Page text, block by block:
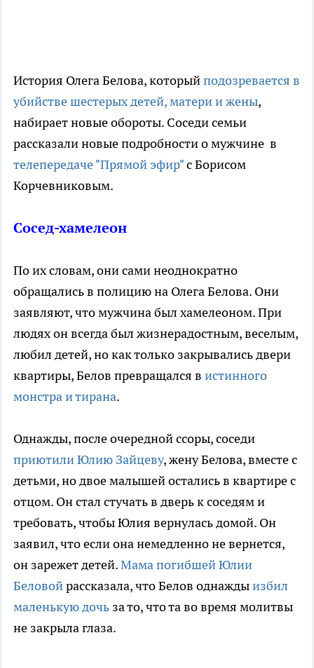
История Олега Белова, которыйподозревается в
убийстве шестерых детей, матери и жены,
набирает новые обороты. Соседи семьи
рассказали новые подробности о мужчине в
телепередаче "Прямой эфир"с Борисом
Корчевниковым.
Сосед-хамелеон
По их словам, они сами неоднократно
обращались в полицию на Олега Белова. Они
заявляют, что мужчина был хамелеоном. При
людях он всегда был жизнерадостным, веселым,
любил детей, но как только закрывались двери
квартиры, Белов превращался в истинного
монстра и тирана.
Однажды, после очередной ссоры, соседи
приютили Юлию Зайцеву, жену Белова, вместе с
детьми, но двое малышей остались в квартире с
отцом. Он стал стучать в дверь к соседям и
требовать, чтобы Юлия вернулась домой. Он
заявил, что если она немедленно не вернется,
он зарежет детей.Мама погибшей Юлии
Беловойрассказала, что Белов однаждыизбил
маленькую дочь за то, что та во время молитвы
не закрыла глаза.